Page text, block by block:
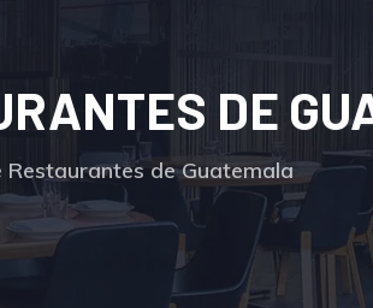
DE
Restaurantes de Guatemala